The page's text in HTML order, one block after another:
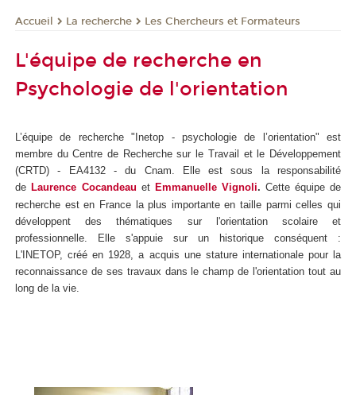
Accueil La recherche Les Chercheurs et Formateurs
L'équipe de recherche en
Psychologie de l'orientation
L’équipe de recherche "Inetop - psychologie de l’orientation" est
membre du Centre de Recherche sur le Travail et le Développement
(CRTD) - EA4132 - du Cnam. Elle est sous la responsabilité
deLaurence Cocandeau et Emmanuelle Vignoli. Cette équipe de
recherche est en France la plus importante en taille parmi celles qui
développent des thématiques sur l'orientation scolaire et
professionnelle. Elle s'appuie sur un historique conséquent :
L'INETOP, créé en 1928, a acquis une stature internationale pour la
reconnaissance de ses travaux dans le champ de l'orientation tout au
long de la vie.